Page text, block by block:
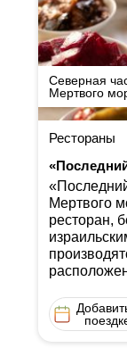
Северная
Мертвого
Рестораны
Мертвого
ресторан,